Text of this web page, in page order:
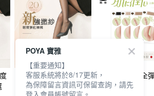
瑪榭新強撚紗強化韌度
加長型褲襪-多款任選
瑪榭潤透保濕全
襪-多款任選
POYA 寶雅
【重要通知】
客服系統將於8/17更新，
為保障留言資訊可保留查詢，請先
登入會員帳號留言。